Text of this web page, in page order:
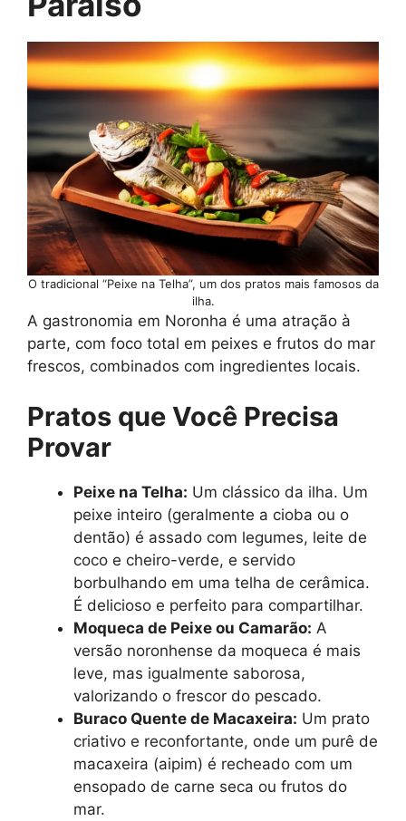
O tradicional “Peixe na Telha”, um dos pratos mais famosos da
ilha.
A gastronomia em Noronha é uma atração à
parte, com foco total em peixes e frutos do mar
frescos, combinados com ingredientes locais.
Pratos que Você Precisa
Provar
Peixe na Telha: Um clássico da ilha. Um
peixe inteiro (geralmente a cioba ou o
dentão) é assado com legumes, leite de
coco e cheiro-verde, e servido
borbulhando em uma telha de cerâmica.
É delicioso e perfeito para compartilhar.
Moqueca de Peixe ou Camarão: A
versão noronhense da moqueca é mais
leve, mas igualmente saborosa,
valorizando o frescor do pescado.
Buraco Quente de Macaxeira: Um prato
criativo e reconfortante, onde um purê de
macaxeira (aipim) é recheado com um
ensopado de carne seca ou frutos do
mar.